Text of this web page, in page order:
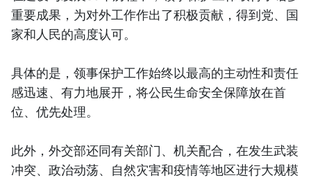
重要成果，为对外工作作出了积极贡献，得到党、国
家和人民的高度认可。
具体的是，领事保护工作始终以最高的主动性和责任
感迅速、有力地展开，将公民生命安全保障放在首
位、优先处理。
此外，外交部还同有关部门、机关配合，在发生武装
冲突、政治动荡、自然灾害和疫情等地区进行大规模